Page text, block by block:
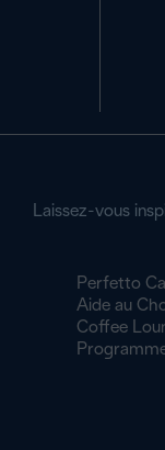
Laissez-vous
Perfetto
Aide au
Coffee